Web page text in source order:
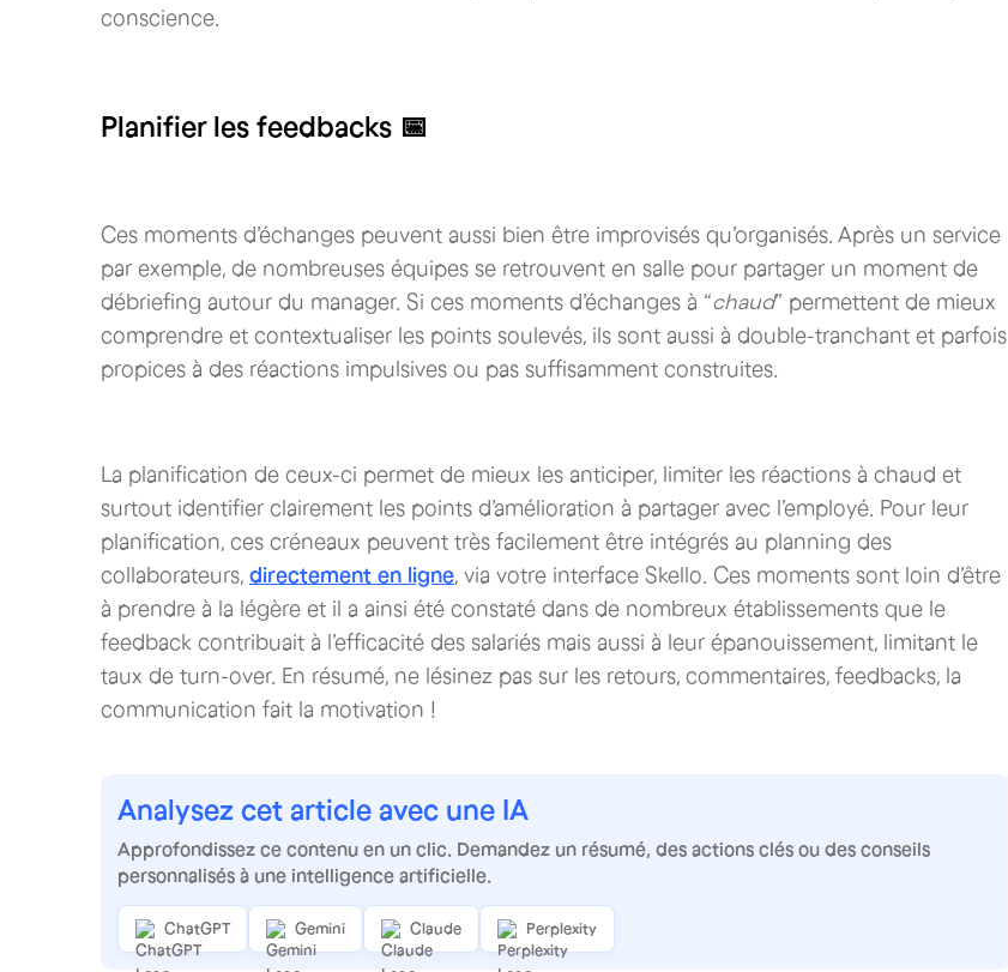
conscience.
Planifier les feedbacks 📅
Ces moments d’échanges peuvent aussi bien être improvisés qu’organisés. Après un service
par exemple, de nombreuses équipes se retrouvent en salle pour partager un moment de
débriefing autour du manager. Si ces moments d’échanges à “chaud” permettent de mieux
comprendre et contextualiser les points soulevés, ils sont aussi à double-tranchant et parfois
propices à des réactions impulsives ou pas suffisamment construites.
La planification de ceux-ci permet de mieux les anticiper, limiter les réactions à chaud et
surtout identifier clairement les points d’amélioration à partager avec l’employé. Pour leur
planification, ces créneaux peuvent très facilement être intégrés au planning des
collaborateurs, directement en ligne, via votre interface Skello. Ces moments sont loin d’être
à prendre à la légère et il a ainsi été constaté dans de nombreux établissements que le
feedback contribuait à l’efficacité des salariés mais aussi à leur épanouissement, limitant le
taux de turn-over. En résumé, ne lésinez pas sur les retours, commentaires, feedbacks, la
communication fait la motivation !
Analysez cet article avec une IA
Approfondissez ce contenu en un clic. Demandez un résumé, des actions clés ou des conseils
personnalisés à une intelligence artificielle.
ChatGPT Gemini Claude Perplexity